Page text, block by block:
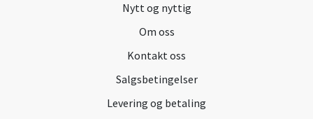
Nytt og nyttig
Om oss
Kontakt oss
Salgsbetingelser
Levering og betaling